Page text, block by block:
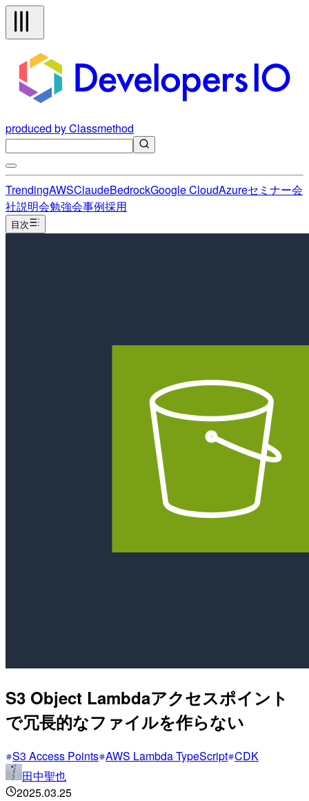
produced by Classmethod
TrendingAWSClaudeBedrockGoogle CloudAzureセミナー会
社説明会勉強会事例採用
目次
S3 Object Lambdaアクセスポイント
で冗長的なファイルを作らない
S3 Access Points AWS Lambda TypeScript CDK
田中聖也
2025.03.25